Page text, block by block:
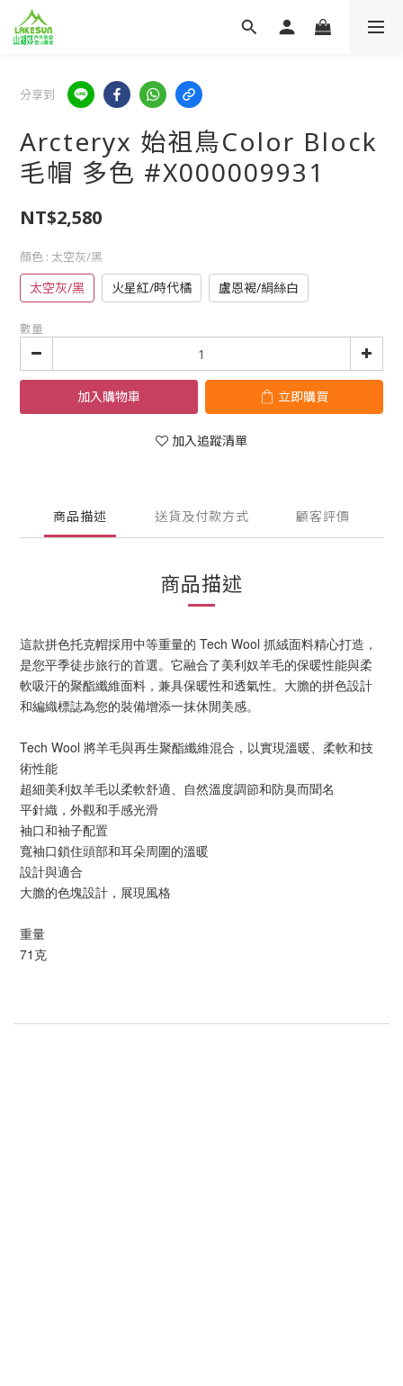
分享到
Arcteryx 始祖鳥Color Block
毛帽 多色 #X000009931
NT$2,580
顏色 : 太空灰/黑
太空灰/黑 火星紅/時代橘 盧恩褐/絹絲白
數量
加入購物車 立即購買
加入追蹤清單
商品描述 送貨及付款方式 顧客評價
商品描述
這款拼色托克帽採用中等重量的 Tech Wool 抓絨面料精心打造，
是您平季徒步旅行的首選。它融合了美利奴羊毛的保暖性能與柔
軟吸汗的聚酯纖維面料，兼具保暖性和透氣性。大膽的拼色設計
和編織標誌為您的裝備增添一抹休閒美感。
Tech Wool 將羊毛與再生聚酯纖維混合，以實現溫暖、柔軟和技
術性能
超細美利奴羊毛以柔軟舒適、自然溫度調節和防臭而聞名
平針織，外觀和手感光滑
袖口和袖子配置
寬袖口鎖住頭部和耳朵周圍的溫暖
設計與適合
大膽的色塊設計，展現風格
重量
71克